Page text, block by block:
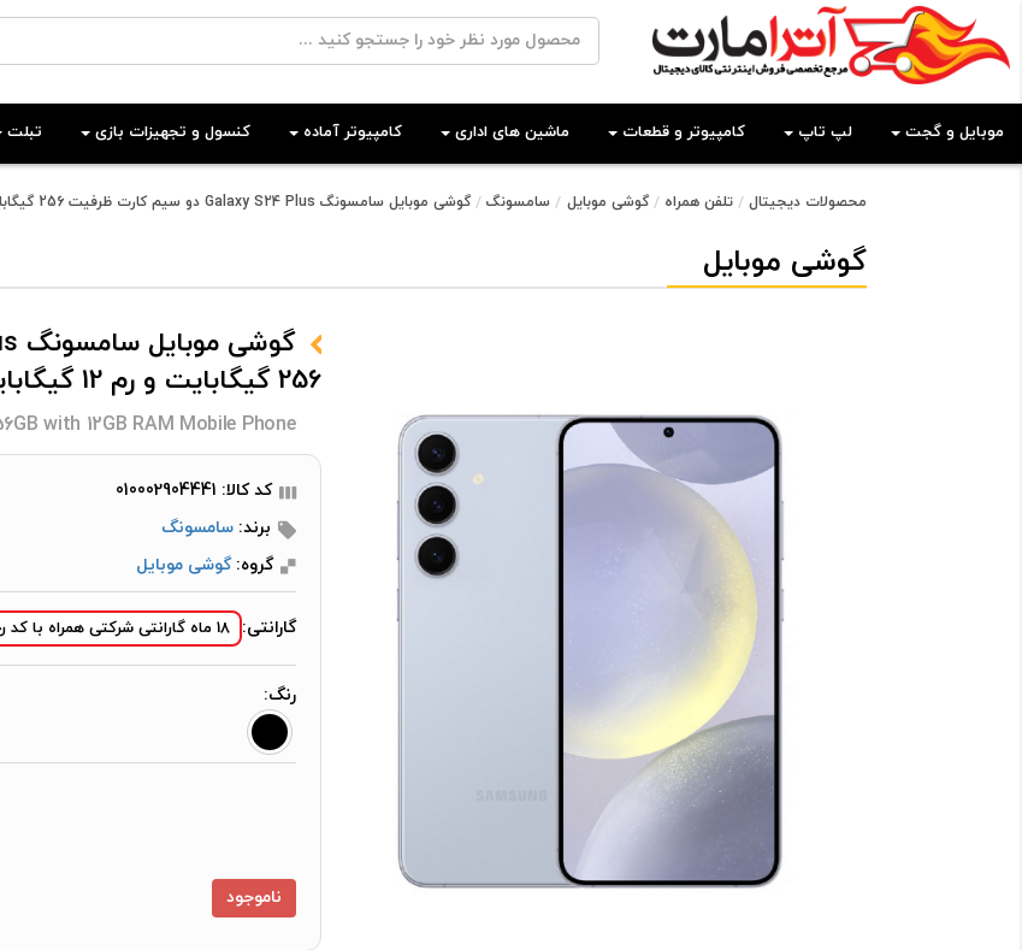
موبایل و گجت لپ تاپ کامپیوتر و قطعات ماشین های اداری کامپیوتر آماده کنسول و تجهیزات بازی تبلت
محصولات دیجیتال تلفن همراه گوشی موبایل سامسونگ گوشی موبایل سامسونگ Galaxy S24 Plus دو سیم کارت ظرفیت 256 گیگابایت و رم 12 گیگابایت
گوشی موبایل
256 گیگابایت و رم 12 گیگابایت
with 12GB RAM Mobile Phone
کد کالا: 010002904441
برند: سامسونگ
گروه:گوشی موبایل
گارانتی: 18 ماه گارانتی شرکتی همراه با کد رجیستری
رنگ:
ناموجود